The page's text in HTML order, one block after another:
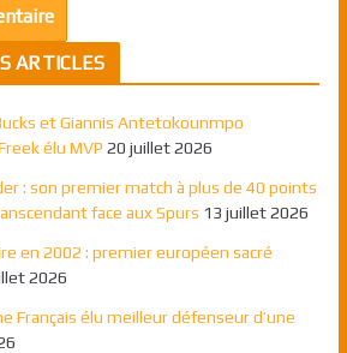
ARTICLES
et Giannis Antetokounmpo
élu MVP 20 juillet 2026
: son premier match à plus de 40 points
face aux Spurs 13 juillet 2026
en 2002 : premier européen sacré
2026
Français élu meilleur défenseur d’une